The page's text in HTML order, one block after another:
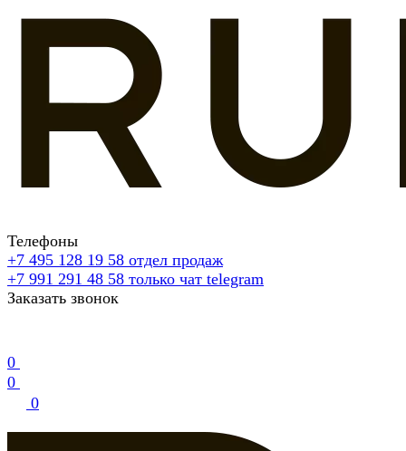
Телефоны
+7 495 128 19 58 отдел продаж
+7 991 291 48 58 только чат telegram
Заказать звонок
0
0
0